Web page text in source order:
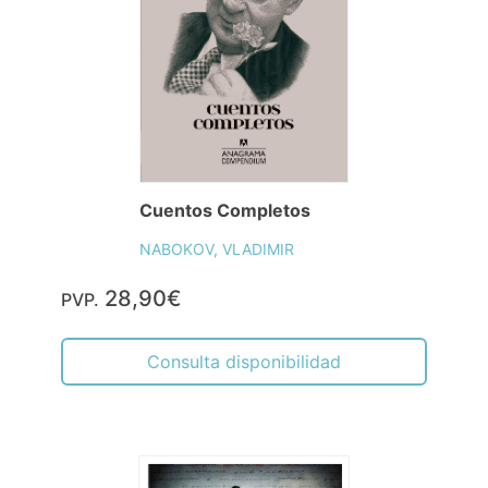
Cuentos Completos
NABOKOV, VLADIMIR
PVP. 28,90€
Consulta disponibilidad